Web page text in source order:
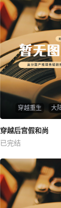
穿越重生 大
穿越后宫假和尚
未知
穿越后宫假和尚
已完结